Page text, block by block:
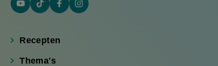
YouTube
link)
Tiktok
link)
Facebook
link)
Instagram
Recepten
Thema's